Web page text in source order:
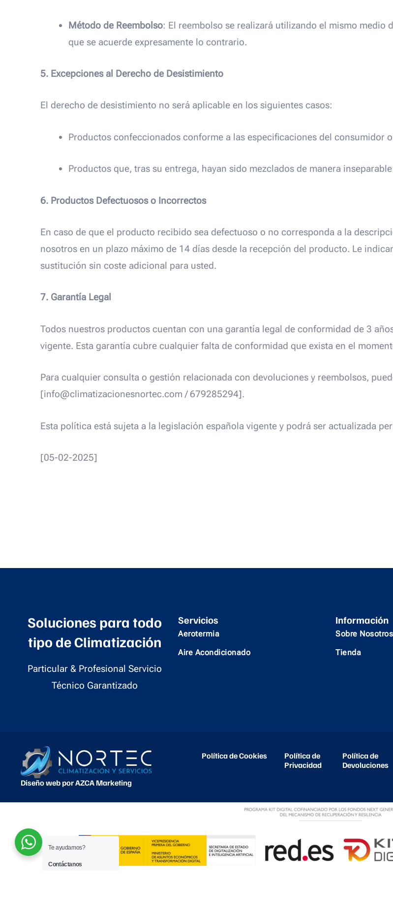
Método de Reembolso: El reembolso se realizará utilizando el mismo
que se acuerde expresamente lo contrario.
5. Excepciones al Derecho de Desistimiento
El derecho de desistimiento no será aplicable en los siguientes casos:
Productos confeccionados conforme a las especificaciones del consumidor
Productos que, tras su entrega, hayan sido mezclados de manera
6. Productos Defectuosos o Incorrectos
En caso de que el producto recibido sea defectuoso o no corresponda a la
nosotros en un plazo máximo de 14 días desde la recepción del producto. Le
sustitución sin coste adicional para usted.
7. Garantía Legal
Todos nuestros productos cuentan con una garantía legal de conformidad de 3
vigente. Esta garantía cubre cualquier falta de conformidad que exista en el
Para cualquier consulta o gestión relacionada con devoluciones y reembolsos,
[info@climatizacionesnortec.com / 679285294].
Esta política está sujeta a la legislación española vigente y podrá ser actualizada
[05-02-2025]
Soluciones para todo
tipo de Climatización
Particular & Profesional Servicio
Técnico Garantizado
Servicios
Aerotermia
Aire Acondicionado
Información
Sobre Nosotros
Tienda
Diseño web por AZCA Marketing
Política de Cookies
Política de
Privacidad
Política de
Devoluciones
Te ayudamos?
Contáctanos